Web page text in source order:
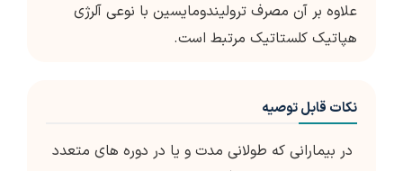
علاوه بر آن مصرف ترولیندومایسین با نوعی آلرژی
هپاتیک کلستاتیک مرتبط است.
نکات قابل توصیه
در بیمارانی که طولانی مدت و یا در دوره های متعدد